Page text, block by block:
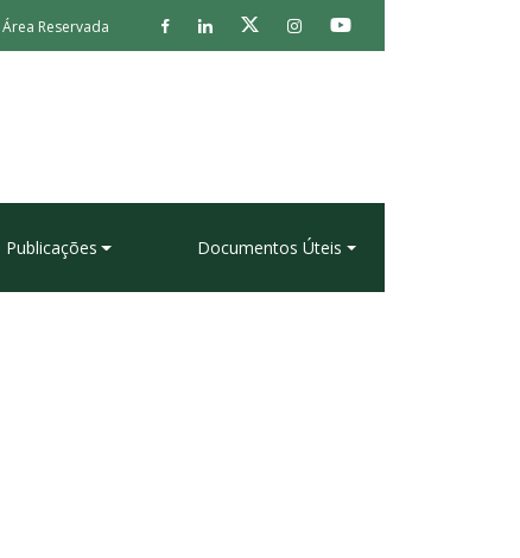
Área Reservada
Publicações Documentos Úteis